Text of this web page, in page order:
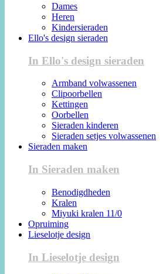
Dames
Heren
Kindersieraden
Ello's design sieraden
In Ello's design sieraden
Armband volwassenen
Clipoorbellen
Kettingen
Oorbellen
Sieraden kinderen
Sieraden setjes volwassenen
Sieraden maken
In Sieraden maken
Benodigdheden
Kralen
Miyuki kralen 11/0
Opruiming
Lieselotje design
In Lieselotje design